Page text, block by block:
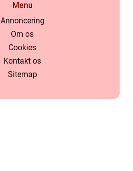
Menu
Annoncering
Om os
Cookies
Kontakt os
Sitemap